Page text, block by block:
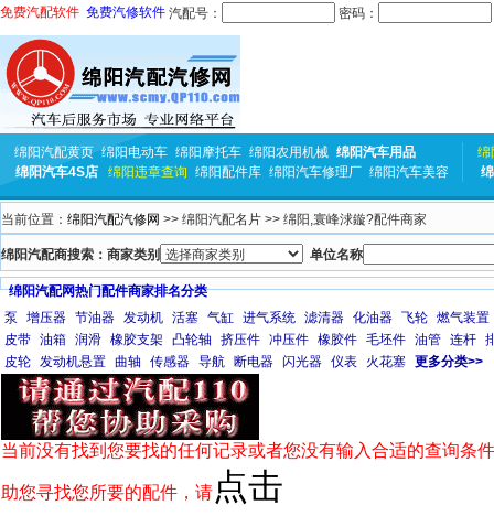
免费汽配软件 免费汽修软件 汽配号： 密码：
绵阳汽配黄页 绵阳电动车 绵阳摩托车 绵阳农用机械 绵阳汽车用品
绵阳汽车4S店
绵阳违章查询 绵阳配件库 绵阳汽车修理厂 绵阳汽车美容
绵
当前位置： 绵阳汽配汽修网 >> 绵阳汽配名片 >> 绵阳,寰峰浗鏇?配件商家
绵阳汽配商搜索：商家类别 单位名称
绵阳汽配网热门配件商家排名分类
泵
增压器 节油器 发动机 活塞 气缸 进气系统 滤清器 化油器 飞轮 燃气装置
皮带 油箱 润滑 橡胶支架 凸轮轴 挤压件 冲压件 橡胶件 毛坯件 油管 连杆
皮轮 发动机悬置 曲轴 传感器 导航 断电器 闪光器 仪表 火花塞 更多分类>>
当前没有找到您要找的任何记录或者您没有输入合适的查询条
助您寻找您所要的配件，请 点击